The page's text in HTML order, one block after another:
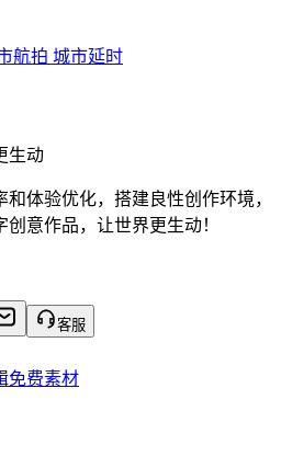
航拍 城市延时
生动
体验优化，搭建良性创作环境，
意作品，让世界更生动！
客服
免费素材